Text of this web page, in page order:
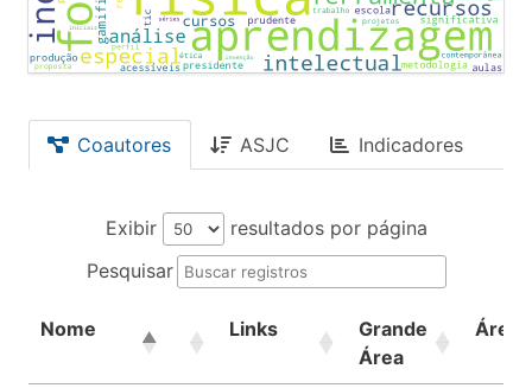
Coautores ASJC Indicadores
Exibir
resultados por página
Pesquisar
Nome Links
Grande
Área
Área